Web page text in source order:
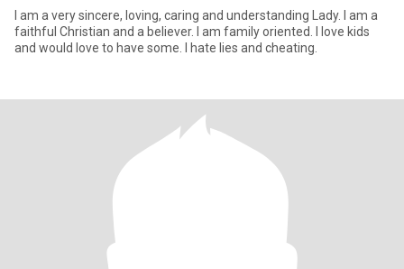
I am a very sincere, loving, caring and understanding Lady. I am a
faithful Christian and a believer. I am family oriented. I love kids
and would love to have some. I hate lies and cheating.